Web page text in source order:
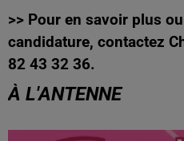
>> Pour en savoir plus
candidature, contactez
82 43 32 36.
À L'ANTENNE